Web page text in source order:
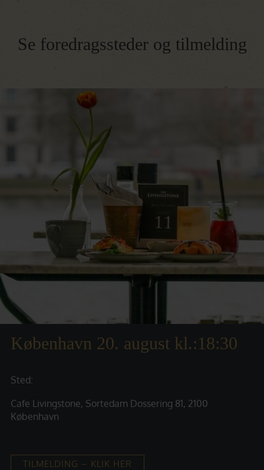
Se foredragssteder og tilmelding
København 20. august kl.:18:30
Sted:
Cafe Livingstone, Sortedam Dossering 81, 2100
København
TILMELDING – KLIK HER